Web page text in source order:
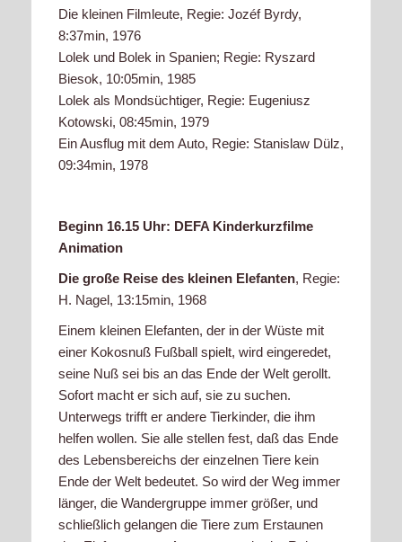
Die kleinen Filmleute, Regie: Jozéf Byrdy,
8:37min, 1976
Lolek und Bolek in Spanien; Regie: Ryszard
Biesok, 10:05min, 1985
Lolek als Mondsüchtiger, Regie: Eugeniusz
Kotowski, 08:45min, 1979
Ein Ausflug mit dem Auto, Regie: Stanislaw Dülz,
09:34min, 1978
Beginn 16.15 Uhr: DEFA Kinderkurzfilme
Animation
Die große Reise des kleinen Elefanten, Regie:
H. Nagel, 13:15min, 1968
Einem kleinen Elefanten, der in der Wüste mit
einer Kokosnuß Fußball spielt, wird eingeredet,
seine Nuß sei bis an das Ende der Welt gerollt.
Sofort macht er sich auf, sie zu suchen.
Unterwegs trifft er andere Tierkinder, die ihm
helfen wollen. Sie alle stellen fest, daß das Ende
des Lebensbereichs der einzelnen Tiere kein
Ende der Welt bedeutet. So wird der Weg immer
länger, die Wandergruppe immer größer, und
schließlich gelangen die Tiere zum Erstaunen